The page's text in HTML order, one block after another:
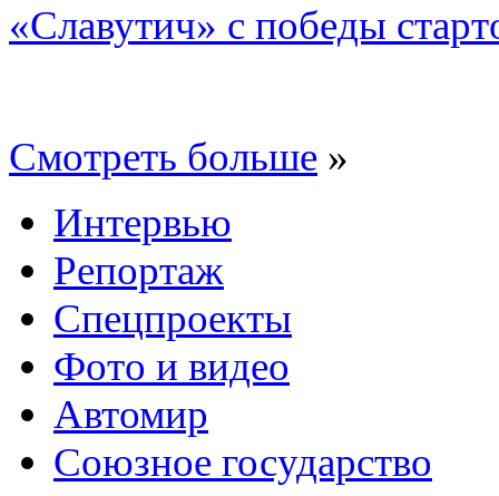
«Славутич» с победы
Смотреть больше »
Интервью
Репортаж
Спецпроекты
Фото и видео
Автомир
Союзное государство